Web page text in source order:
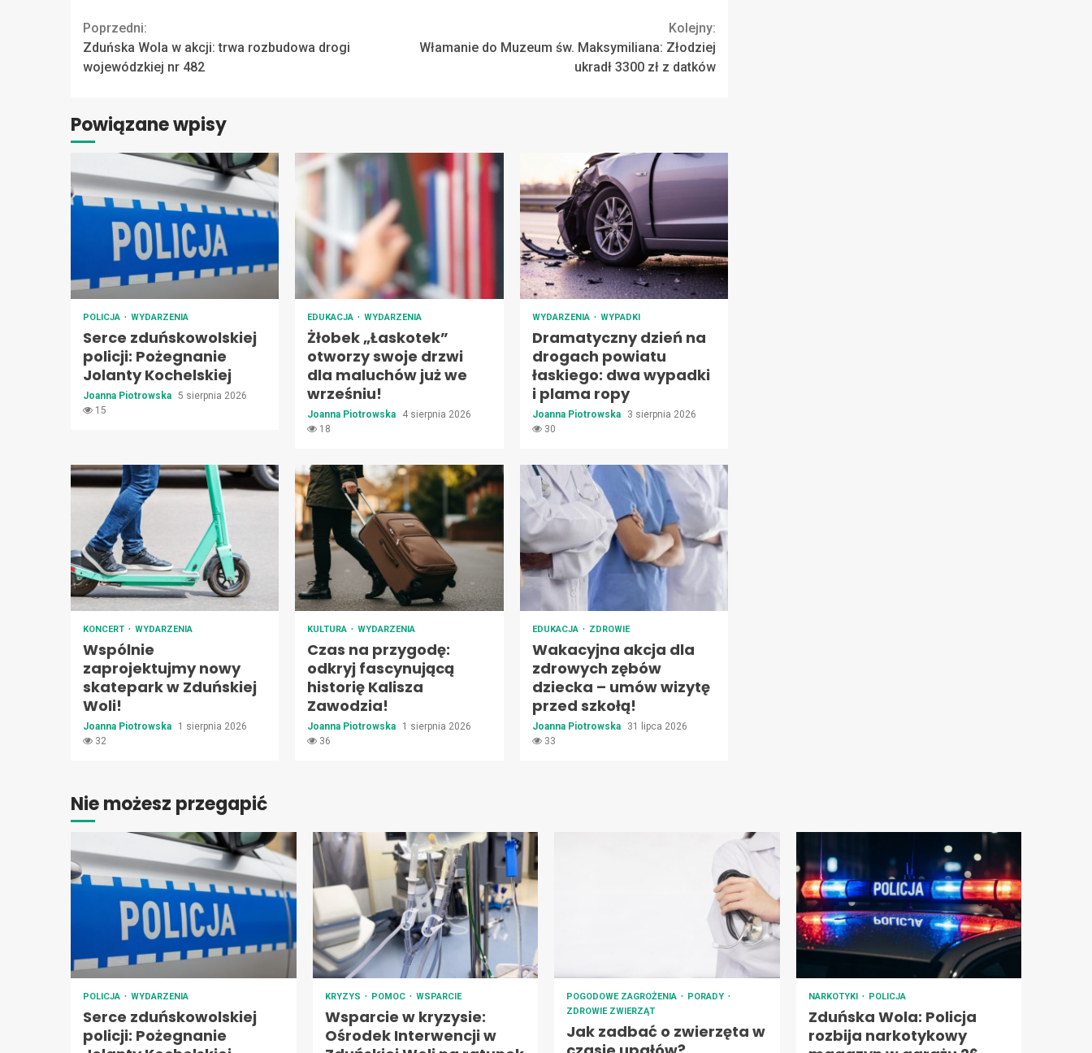
Continue
Reading
Poprzedni:
Zduńska Wola w akcji: trwa rozbudowa drogi
wojewódzkiej nr 482
Kolejny:
Włamanie do Muzeum św. Maksymiliana: Złodziej
ukradł 3300 zł z datków
Powiązane wpisy
POLICJA WYDARZENIA
Serce zduńskowolskiej
policji: Pożegnanie
Jolanty Kochelskiej
Joanna Piotrowska 5 sierpnia 2026
15
EDUKACJA WYDARZENIA
Żłobek „Łaskotek”
otworzy swoje drzwi
dla maluchów już we
wrześniu!
Joanna Piotrowska
4 sierpnia 2026
18
WYDARZENIA WYPADKI
Dramatyczny dzień na
drogach powiatu
łaskiego: dwa wypadki
i plama ropy
Joanna Piotrowska
3 sierpnia 2026
30
KONCERT WYDARZENIA
Wspólnie
zaprojektujmy nowy
skatepark w Zduńskiej
Woli!
Joanna Piotrowska
1 sierpnia 2026
32
KULTURA WYDARZENIA
Czas na przygodę:
odkryj fascynującą
historię Kalisza
Zawodzia!
Joanna Piotrowska
1 sierpnia 2026
36
EDUKACJA ZDROWIE
Wakacyjna akcja dla
zdrowych zębów
dziecka – umów wizytę
przed szkołą!
Joanna Piotrowska
31 lipca 2026
33
Nie możesz przegapić
POLICJA WYDARZENIA
Serce zduńskowolskiej
policji: Pożegnanie
KRYZYS POMOC WSPARCIE
Wsparcie w kryzysie:
Ośrodek Interwencji w
POGODOWE ZAGROŻENIA
PORADY
ZDROWIE ZWIERZĄT
Jak zadbać o zwierzęta w
NARKOTYKI POLICJA
Zduńska Wola: Policja
rozbija narkotykowy